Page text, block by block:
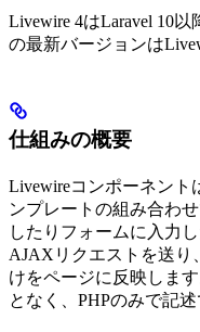
Livewire 4はLaravel 10
の最新バージョンは
仕組みの概要
Livewireコンポーネント
ンプレートの組み合わ
したりフォームに入力
AJAXリクエストを送り
けをページに反映しま
となく、PHPのみで記述